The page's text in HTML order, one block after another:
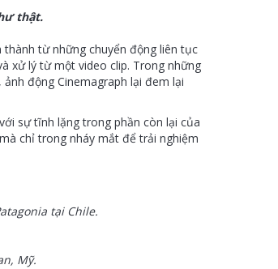
thật.
từ những chuyển động liên tục
xử lý từ một video clip. Trong những
động Cinemagraph lại đem lại
sự tĩnh lặng trong phần còn lại của
chỉ trong nháy mắt để trải nghiệm
tại Chile.
Mỹ.